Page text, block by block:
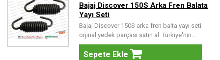
Bajaj Discover 150S Arka Fren Balata
Yayı Seti
Bajaj Discover 150S arka fren balta yayı seti
orjinal yedek parçası satın al. Türkiye'nin...
Sepete Ekle